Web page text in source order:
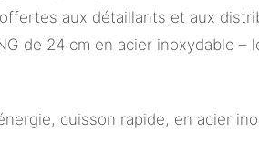
aux détaillants et aux
de 24 cm en acier inoxydable